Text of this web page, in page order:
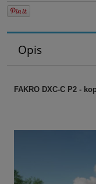
Opis
FAKRO DXC-C P2 -